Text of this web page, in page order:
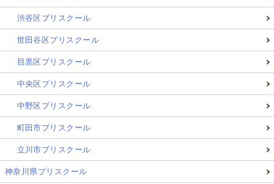
渋谷区プリスクール
世田谷区プリスクール
目黒区プリスクール
中央区プリスクール
中野区プリスクール
町田市プリスクール
立川市プリスクール
神奈川県プリスクール